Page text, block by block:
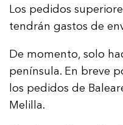
Los pedidos
tendrán gastos de
De momento, solo
península. En breve
los pedidos de
Melilla.